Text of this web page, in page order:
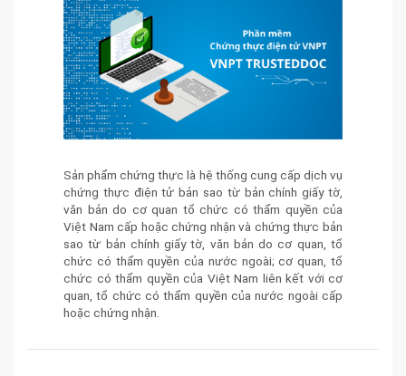
Sản phẩm chứng thực là hệ thống cung cấp dịch vụ
chứng thực điện tử bản sao từ bản chính giấy tờ,
văn bản do cơ quan tổ chức có thẩm quyền của
Việt Nam cấp hoặc chứng nhận và chứng thực bản
sao từ bản chính giấy tờ, văn bản do cơ quan, tổ
chức có thẩm quyền của nước ngoài; cơ quan, tổ
chức có thẩm quyền của Việt Nam liên kết với cơ
quan, tổ chức có thẩm quyền của nước ngoài cấp
hoặc chứng nhận.